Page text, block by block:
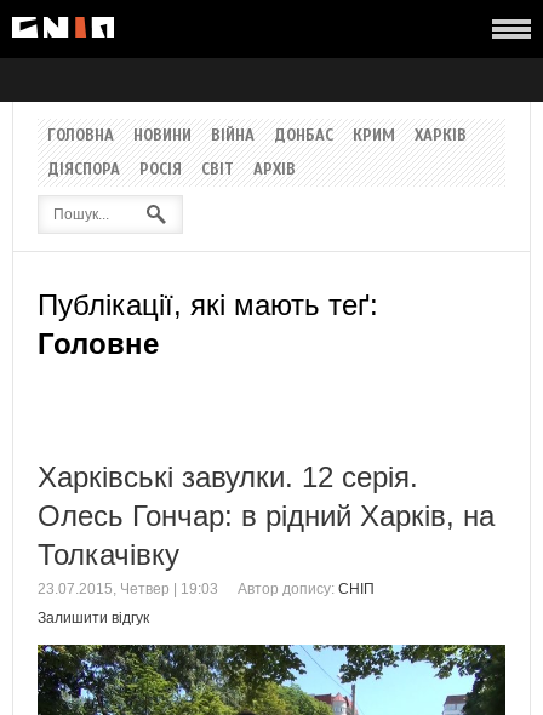
ГОЛОВНА НОВИНИ ВІЙНА ДОНБАС КРИМ
ХАРКІВ
ДІЯСПОРА
РОСІЯ СВІТ АРХІВ
Публікації, які мають теґ:
Головне
Харківські завулки. 12 серія.
Олесь Гончар: в рідний Харків, на
Толкачівку
23.07.2015, Четвер | 19:03 Автор допису: СНІП
Залишити відгук